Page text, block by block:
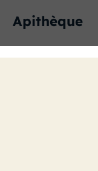
Apithèque